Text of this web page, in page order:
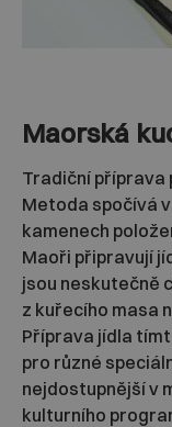
Maorská
Tradiční příprava
Metoda spočívá
kamenech
Maoři připravují
jsou neskutečně
z kuřecího masa
Příprava jídla
pro různé
nejdostupnější v
kulturního